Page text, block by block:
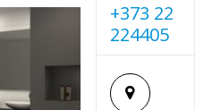
+373 22
224405